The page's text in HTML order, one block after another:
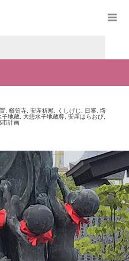
櫛笥寺 安産祈願 くしげじ 日審 堺
子地蔵 大悲水子地蔵尊 安産はらおび
市計画